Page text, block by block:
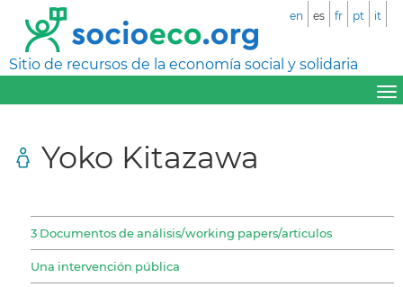
Sitio de recursos de la economía social y solidaria
en es fr pt it
Yoko Kitazawa
3 Documentos de análisis/working papers/articulos
Una intervención pública